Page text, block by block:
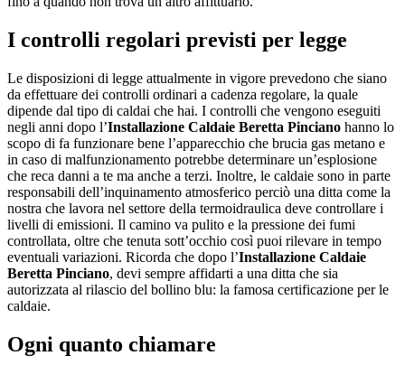
I controlli regolari previsti per legge
Le disposizioni di legge attualmente in vigore prevedono che siano
da effettuare dei controlli ordinari a cadenza regolare, la quale
dipende dal tipo di caldai che hai. I controlli che vengono eseguiti
negli anni dopo l’Installazione Caldaie Beretta Pinciano hanno lo
scopo di fa funzionare bene l’apparecchio che brucia gas metano e
in caso di malfunzionamento potrebbe determinare un’esplosione
che reca danni a te ma anche a terzi. Inoltre, le caldaie sono in parte
responsabili dell’inquinamento atmosferico perciò una ditta come la
nostra che lavora nel settore della termoidraulica deve controllare i
livelli di emissioni. Il camino va pulito e la pressione dei fumi
controllata, oltre che tenuta sott’occhio così puoi rilevare in tempo
eventuali variazioni. Ricorda che dopo l’Installazione Caldaie
Beretta Pinciano, devi sempre affidarti a una ditta che sia
autorizzata al rilascio del bollino blu: la famosa certificazione per le
caldaie.
Ogni quanto chiamare